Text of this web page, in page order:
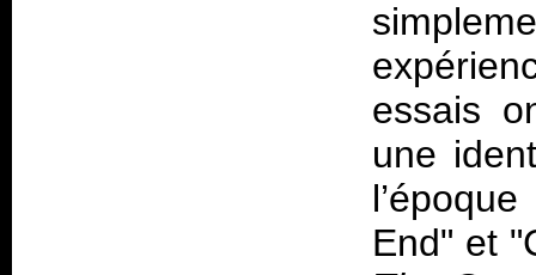
essais
une
End" et